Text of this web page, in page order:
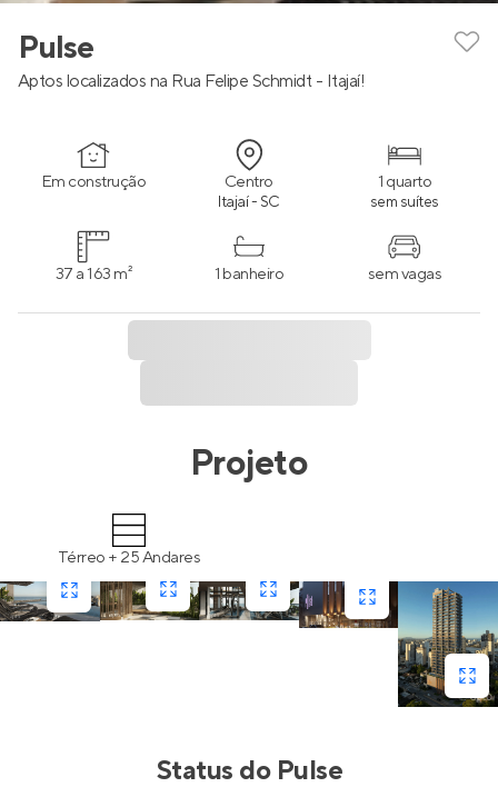
Pulse
Aptos localizados na Rua Felipe Schmidt - Itajaí!
Em construção Centro
Itajaí - SC
1 quarto
sem suítes
37 a 163 m² 1 banheiro sem vagas
Projeto
Térreo + 25 Andares
Status do Pulse